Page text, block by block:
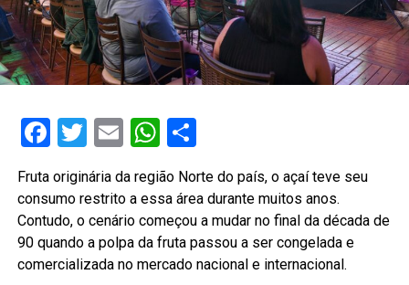
Facebook
Twitter
EmailWhatsApp
Share
Fruta originária da região Norte do país, o açaí teve seu
consumo restrito a essa área durante muitos anos.
Contudo, o cenário começou a mudar no final da década de
90 quando a polpa da fruta passou a ser congelada e
comercializada no mercado nacional e internacional.